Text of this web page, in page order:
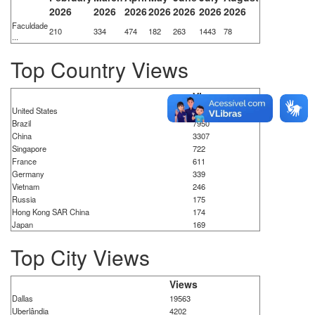
2026
2026 202620262026 20262026
Faculdade
...
210 334 474 182 263 1443 78
Top Country Views
Views
United States
21651
Brazil
7950
China
3307
Singapore
722
France
611
Germany
339
Vietnam
246
Russia
175
Hong Kong SAR China
174
Japan
169
Top City Views
Views
Dallas
19563
Uberlândia
4202